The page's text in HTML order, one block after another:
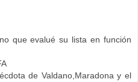
que evalué su lista en función
de Valdano,Maradona y el